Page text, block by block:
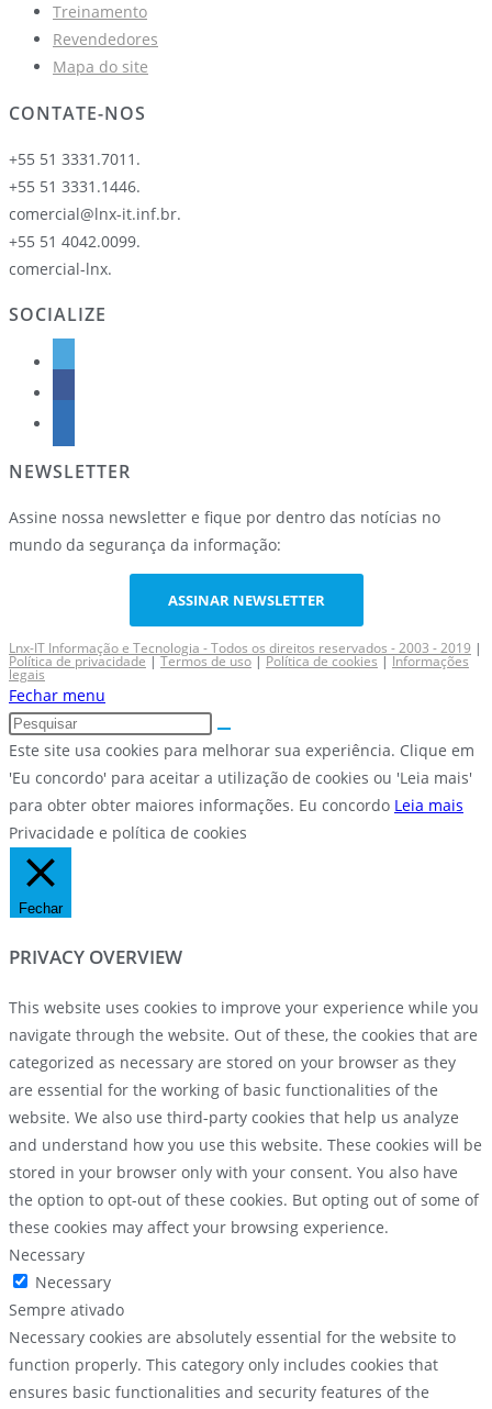
Treinamento
Revendedores
Mapa do site
CONTATE-NOS
+55 51 3331.7011.
+55 51 3331.1446.
comercial@lnx-it.inf.br.
+55 51 4042.0099.
comercial-lnx.
SOCIALIZE
NEWSLETTER
Assine nossa newsletter e fique por dentro das notícias no
mundo da segurança da informação:
ASSINAR NEWSLETTER
Lnx-IT Informação e Tecnologia - Todos os direitos reservados - 2003 - 2019 |
Política de privacidade|Termos de uso|Política de cookies|Informações
legais
Fechar menu
Este site usa cookies para melhorar sua experiência. Clique em
'Eu concordo' para aceitar a utilização de cookies ou 'Leia mais'
para obter obter maiores informações. Eu concordo Leia mais
Privacidade e política de cookies
Fechar
PRIVACY OVERVIEW
This website uses cookies to improve your experience while you
navigate through the website. Out of these, the cookies that are
categorized as necessary are stored on your browser as they
are essential for the working of basic functionalities of the
website. We also use third-party cookies that help us analyze
and understand how you use this website. These cookies will be
stored in your browser only with your consent. You also have
the option to opt-out of these cookies. But opting out of some of
these cookies may affect your browsing experience.
Necessary
Necessary
Sempre ativado
Necessary cookies are absolutely essential for the website to
function properly. This category only includes cookies that
ensures basic functionalities and security features of the